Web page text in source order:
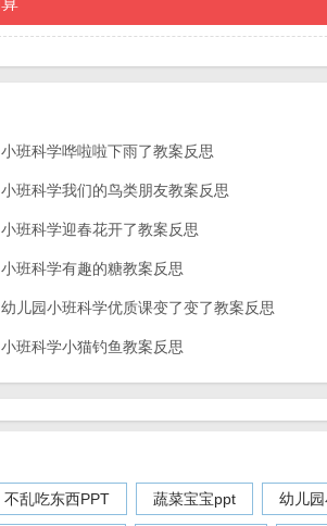
小班科学哗啦啦下雨了教案反思
小班科学我们的鸟类朋友教案反思
小班科学迎春花开了教案反思
小班科学有趣的糖教案反思
幼儿园小班科学优质课变了变了教案反思
小班科学小猫钓鱼教案反思
不乱吃东西PPT 蔬菜宝宝ppt 幼儿